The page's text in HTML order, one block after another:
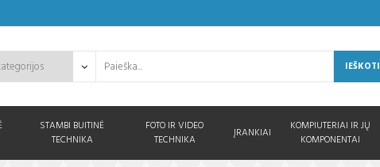
IEŠKOTI
STAMBI BUITINĖ
TECHNIKA
FOTO IR VIDEO
TECHNIKA
ĮRANKIAI
KOMPIUTERIAI IR JŲ
KOMPONENTAI